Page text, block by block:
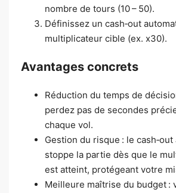
nombre de tours (10 – 50).
Définissez un cash‑out
multiplicateur cible (ex. x30).
Avantages concrets
Réduction du temps de
perdez pas de secondes
chaque vol.
Gestion du risque : le
stoppe la partie dès que le
est atteint, protégeant votre
Meilleure maîtrise du budget :